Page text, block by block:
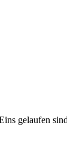
gelaufen